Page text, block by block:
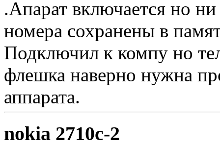
.Апарат включается но
номера сохранены в
Подключил к компу но
флешка наверно нужна
аппарата.
nokia 2710c-2